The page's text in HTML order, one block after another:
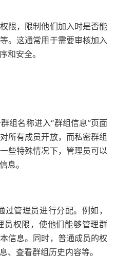
限，限制他们加入时是否能
。这通常用于需要审核加入
和安全。
组名称进入“群组信息”页面
所有成员开放，而私密群组
些特殊情况下，管理员可以
息。
管理员进行分配。例如，
员权限，使他们能够管理群
信息。同时，普通成员的权
、查看群组历史内容等。